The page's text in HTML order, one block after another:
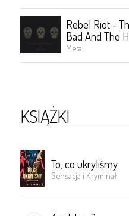
Rebel Riot -
Bad And The
Metal
KSIĄŻKI
To, co ukryliśmy
Sensacja i Kryminał